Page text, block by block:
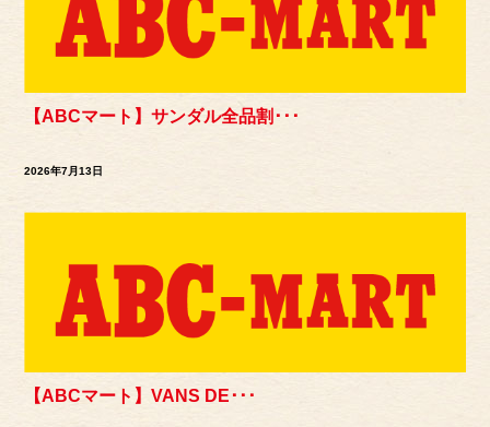
【ABCマート】サンダル全品割･･･
2026年7月13日
【ABCマート】VANS DE･･･